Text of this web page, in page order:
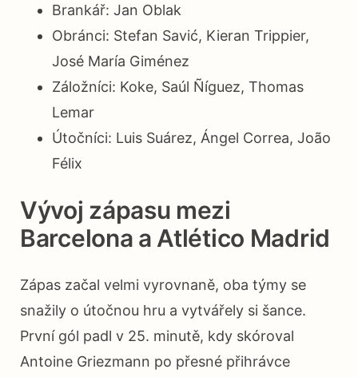
Brankář: Jan Oblak
Obránci: Stefan Savić, Kieran Trippier,
José María Giménez
Záložníci: Koke, Saúl Ñíguez, Thomas
Lemar
Útočníci: Luis Suárez, Ángel Correa, João
Félix
Vývoj zápasu mezi
Barcelona a Atlético Madrid
Zápas začal velmi vyrovnaně, oba týmy se
snažily o útočnou hru a vytvářely si šance.
První gól padl v 25. minutě, kdy skóroval
Antoine Griezmann po přesné přihrávce